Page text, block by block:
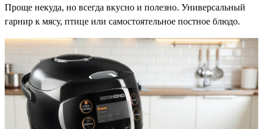
Проще некуда, но всегда вкусно и полезно. Универсальный
гарнир к мясу, птице или самостоятельное постное блюдо.